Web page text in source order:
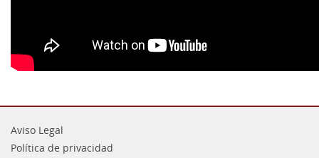
Aviso Legal
Política de privacidad